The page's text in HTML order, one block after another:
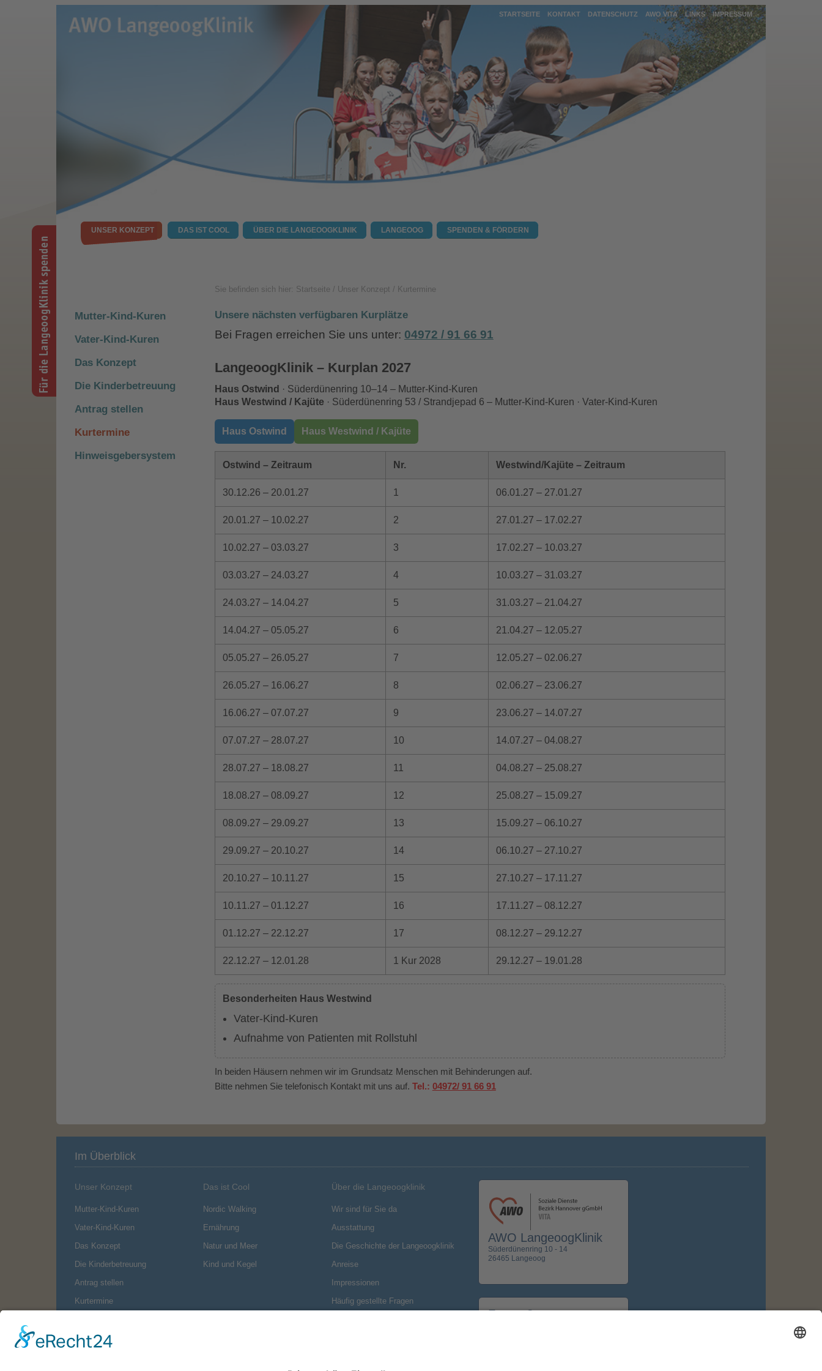
UNSER KONZEPT DAS IST COOL ÜBER DIE LANGEOOGKLINIK LANGEOOG SPENDEN & FÖRDERN
STARTSEITE KONTAKT DATENSCHUTZ AWO VITA LINKS IMPRESSUM
Mutter-Kind-Kuren
Vater-Kind-Kuren
Das Konzept
Die Kinderbetreuung
Antrag stellen
Kurtermine
Hinweisgebersystem
Sie befinden sich hier: Startseite / Unser Konzept / Kurtermine
Unsere nächsten verfügbaren Kurplätze
Bei Fragen erreichen Sie uns unter: 04972 / 91 66 91
LangeoogKlinik – Kurplan 2027
Haus Ostwind · Süderdünenring 10–14 – Mutter-Kind-Kuren
Haus Westwind / Kajüte · Süderdünenring 53 / Strandjepad 6 – Mutter-Kind-Kuren · Vater-Kind-Kuren
Haus Ostwind Haus Westwind / Kajüte
Ostwind – Zeitraum Nr. Westwind/Kajüte – Zeitraum
30.12.26 – 20.01.27 1 06.01.27 – 27.01.27
20.01.27 – 10.02.27 2 27.01.27 – 17.02.27
10.02.27 – 03.03.27 3 17.02.27 – 10.03.27
03.03.27 – 24.03.27 4 10.03.27 – 31.03.27
24.03.27 – 14.04.27 5 31.03.27 – 21.04.27
14.04.27 – 05.05.27 6 21.04.27 – 12.05.27
05.05.27 – 26.05.27 7 12.05.27 – 02.06.27
26.05.27 – 16.06.27 8 02.06.27 – 23.06.27
16.06.27 – 07.07.27 9 23.06.27 – 14.07.27
07.07.27 – 28.07.27 10 14.07.27 – 04.08.27
28.07.27 – 18.08.27 11 04.08.27 – 25.08.27
18.08.27 – 08.09.27 12 25.08.27 – 15.09.27
08.09.27 – 29.09.27 13 15.09.27 – 06.10.27
29.09.27 – 20.10.27 14 06.10.27 – 27.10.27
20.10.27 – 10.11.27 15 27.10.27 – 17.11.27
10.11.27 – 01.12.27 16 17.11.27 – 08.12.27
01.12.27 – 22.12.27 17 08.12.27 – 29.12.27
22.12.27 – 12.01.28 1 Kur 2028 29.12.27 – 19.01.28
Besonderheiten Haus Westwind
Vater-Kind-Kuren
Aufnahme von Patienten mit Rollstuhl
In beiden Häusern nehmen wir im Grundsatz Menschen mit Behinderungen auf.
Bitte nehmen Sie telefonisch Kontakt mit uns auf. Tel.: 04972/ 91 66 91
Im Überblick
Unser Konzept
Mutter-Kind-Kuren
Vater-Kind-Kuren
Das Konzept
Die Kinderbetreuung
Antrag stellen
Kurtermine
Das ist Cool
Nordic Walking
Ernährung
Natur und Meer
Kind und Kegel
Über die Langeoogklinik
Wir sind für Sie da
Ausstattung
Die Geschichte der Langeoogklinik
Anreise
Impressionen
Häufig gestellte Fragen
AWO LangeoogKlinik
Süderdünenring 10 - 14
26465 Langeoog
Fragen?